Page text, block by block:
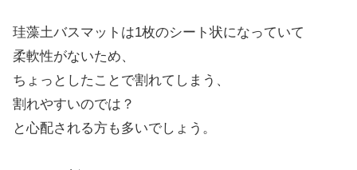
珪藻土バスマットは1枚のシート状になっていて
柔軟性がないため、
ちょっとしたことで割れてしまう、
割れやすいのでは？
と心配される方も多いでしょう。